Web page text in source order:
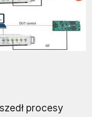
procesy